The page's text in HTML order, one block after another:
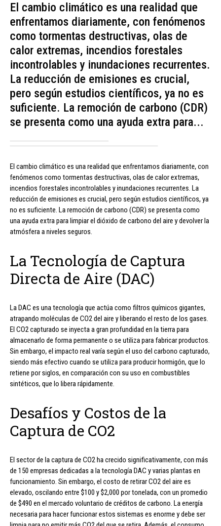
El cambio climático es una realidad que
enfrentamos diariamente, con fenómenos
como tormentas destructivas, olas de
calor extremas, incendios forestales
incontrolables y inundaciones recurrentes.
La reducción de emisiones es crucial,
pero según estudios científicos, ya no es
suficiente. La remoción de carbono (CDR)
se presenta como una ayuda extra para...
El cambio climático es una realidad que enfrentamos diariamente, con
fenómenos como tormentas destructivas, olas de calor extremas,
incendios forestales incontrolables y inundaciones recurrentes. La
reducción de emisiones es crucial, pero según estudios científicos, ya
no es suficiente. La remoción de carbono (CDR) se presenta como
una ayuda extra para limpiar el dióxido de carbono del aire y devolver la
atmósfera a niveles seguros.
La Tecnología de Captura
Directa de Aire (DAC)
La DAC es una tecnología que actúa como filtros químicos gigantes,
atrapando moléculas de CO2 del aire y liberando el resto de los gases.
El CO2 capturado se inyecta a gran profundidad en la tierra para
almacenarlo de forma permanente o se utiliza para fabricar productos.
Sin embargo, el impacto real varía según el uso del carbono capturado,
siendo más efectivo cuando se utiliza para producir hormigón, que lo
retiene por siglos, en comparación con su uso en combustibles
sintéticos, que lo libera rápidamente.
Desafíos y Costos de la
Captura de CO2
El sector de la captura de CO2 ha crecido significativamente, con más
de 150 empresas dedicadas a la tecnología DAC y varias plantas en
funcionamiento. Sin embargo, el costo de retirar CO2 del aire es
elevado, oscilando entre $100 y $2,000 por tonelada, con un promedio
de $490 en el mercado voluntario de créditos de carbono. La energía
necesaria para hacer funcionar estos sistemas es enorme y debe ser